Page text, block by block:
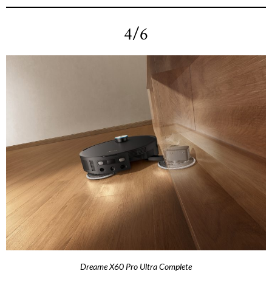
4/6
Dreame X60 Pro Ultra Complete